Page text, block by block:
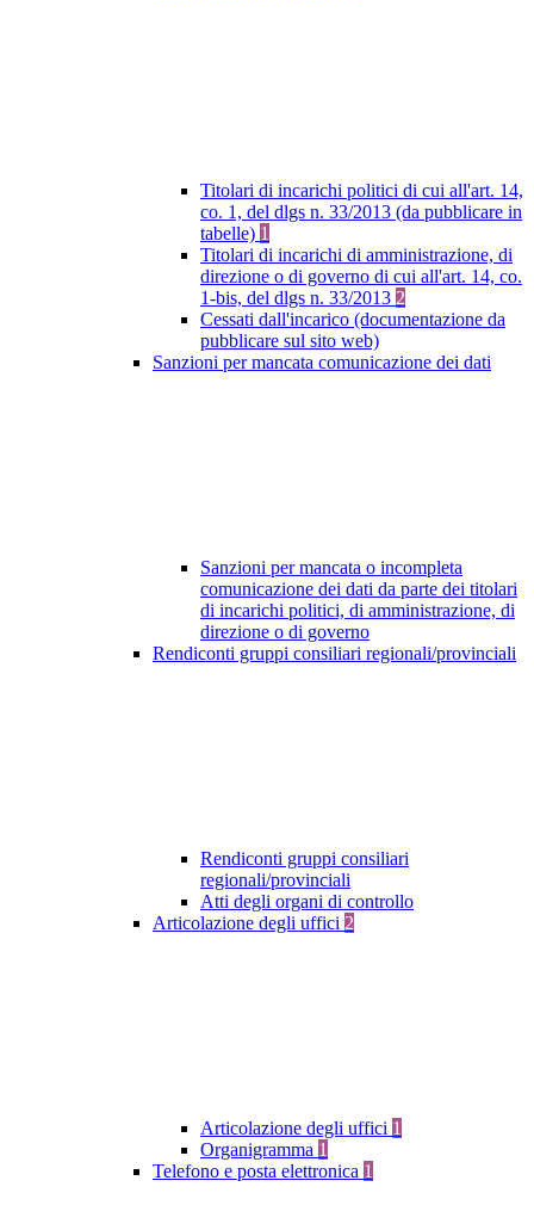
Titolari di incarichi politici di cui all'art. 14,
co. 1, del dlgs n. 33/2013 (da pubblicare in
tabelle) 1
Titolari di incarichi di amministrazione, di
direzione o di governo di cui all'art. 14, co.
1-bis, del dlgs n. 33/2013 2
Cessati dall'incarico (documentazione da
pubblicare sul sito web)
Sanzioni per mancata comunicazione dei dati
Sanzioni per mancata o incompleta
comunicazione dei dati da parte dei titolari
di incarichi politici, di amministrazione, di
direzione o di governo
Rendiconti gruppi consiliari regionali/provinciali
Rendiconti gruppi consiliari
regionali/provinciali
Atti degli organi di controllo
Articolazione degli uffici 2
Articolazione degli uffici 1
Organigramma 1
Telefono e posta elettronica 1